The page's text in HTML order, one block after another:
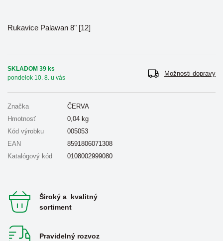
Rukavice Palawan 8" [12]
SKLADOM 39 ks
pondelok 10. 8. u vás
Možnosti dopravy
Značka
ČERVA
Hmotnosť
0,04 kg
Kód výrobku
005053
EAN
8591806071308
Katalógový kód
0108002999080
Široký a kvalitný
sortiment
Pravidelný rozvoz